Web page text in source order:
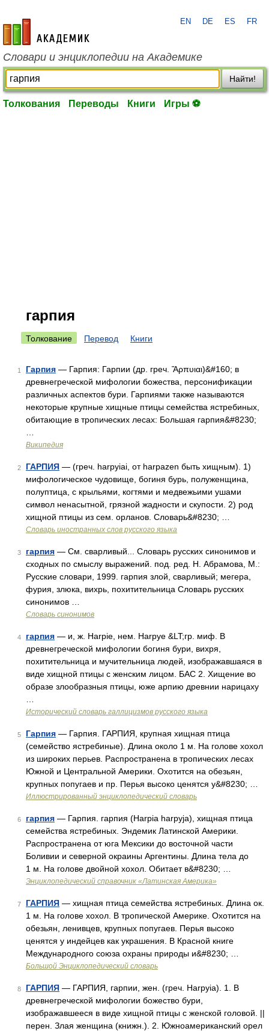
academic.ru
EN DE ES FR
Словари и энциклопедии на Академике
Найти!
Толкования Переводы Книги Игры ⚽
гарпия
Толкование Перевод Книги
1 Гарпия — Гарпия: Гарпии (др. греч. Ἅρπυιαι)&#160; в
древнегреческой мифологии божества, персонификации
различных аспектов бури. Гарпиями также называются
некоторые крупные хищные птицы семейства ястребиных,
обитающие в тропических лесах: Большая гарпия&#8230;
Википедия
2 ГАРПИЯ — (греч. harpyiai, от harpazen быть хищным). 1)
мифологическое чудовище, богиня бурь, полуженщина,
полуптица, с крыльями, когтями и медвежьими ушами
символ ненасытной, грязной жадности и скупости. 2) род
хищной птицы из сем. орланов. Словарь&#8230; …
Словарь иностранных слов русского языка
3 гарпия — См. сварливый... Словарь русских синонимов и
сходных по смыслу выражений. под. ред. Н. Абрамова, М.:
Русские словари, 1999. гарпия злой, сварливый; мегера,
фурия, злюка, вихрь, похитительница Словарь русских
синонимов …
Словарь синонимов
4 гарпия — и, ж. Harpie, нем. Harpye &LT;гр. миф. В
древнегреческой мифологии богиня бури, вихря,
похитительница и мучительница людей, изображавшаяся в
виде хищной птицы с женским лицом. БАС 2. Хищение во
образе злообразныя птицы, юже арпию древнии нарицаху
Исторический словарь галлицизмов русского языка
5 Гарпия — Гарпия. ГАРПИЯ, крупная хищная птица
(семейство ястребиные). Длина около 1 м. На голове хохол
из широких перьев. Распространена в тропических лесах
Южной и Центральной Америки. Охотится на обезьян,
крупных попугаев и пр. Перья высоко ценятся у&#8230; …
Иллюстрированный энциклопедический словарь
6 гарпия — Гарпия. гарпия (Harpia harpyja), хищная птица
семейства ястребиных. Эндемик Латинской Америки.
Распространена от юга Мексики до восточной части
Боливии и северной окраины Аргентины. Длина тела до
1 м. На голове двойной хохол. Обитает в&#8230; …
Энциклопедический справочник «Латинская Америка»
7 ГАРПИЯ — хищная птица семейства ястребиных. Длина ок.
1 м. На голове хохол. В тропической Америке. Охотится на
обезьян, ленивцев, крупных попугаев. Перья высоко
ценятся у индейцев как украшения. В Красной книге
Международного союза охраны природы и&#8230; …
Большой Энциклопедический словарь
8 ГАРПИЯ — ГАРПИЯ, гарпии, жен. (греч. Harpyia). 1. В
древнегреческой мифологии божество бури,
изображавшееся в виде хищной птицы с женской головой. ||
перен. Злая женщина (книжн.). 2. Южноамериканский орел